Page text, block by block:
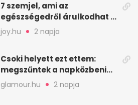
7 szemjel, ami az
egészségedről árulkodhat –
erre figyelj oda
joy.hu 2 napja
Csoki helyett ezt ettem:
megszűntek a napközbeni
nassolási rohamok
glamour.hu 2 napja